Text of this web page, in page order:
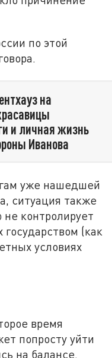
по этой
на
и личная жизнь
Иванова
уже нашедшей
ситуация также
контролирует
(как
условиях
время
попросту уйти
на балансе.